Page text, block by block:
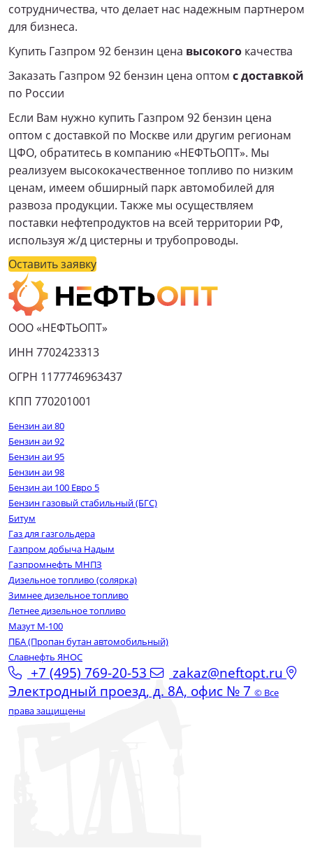
сотрудничества, что делает нас надежным партнером
для бизнеса.
Купить Газпром 92 бензин цена высокого качества
Заказать Газпром 92 бензин цена оптом с доставкой
по России
Если Вам нужно купить Газпром 92 бензин цена
оптом с доставкой по Москве или другим регионам
ЦФО, обратитесь в компанию «НЕФТЬОПТ». Мы
реализуем высококачественное топливо по низким
ценам, имеем обширный парк автомобилей для
развоза продукции. Также мы осуществляем
поставки нефтепродуктов на всей территории РФ,
используя ж/д цистерны и трубопроводы.
Оставить заявку
ООО «НЕФТЬОПТ»
ИНН 7702423313
ОГРН 1177746963437
КПП 770201001
Бензин аи 80
Бензин аи 92
Бензин аи 95
Бензин аи 98
Бензин аи 100 Евро 5
Бензин газовый стабильный (БГС)
Битум
Газ для газгольдера
Газпром добыча Надым
Газпромнефть МНПЗ
Дизельное топливо (солярка)
Зимнее дизельное топливо
Летнее дизельное топливо
Мазут М-100
ПБА (Пропан бутан автомобильный)
Славнефть ЯНОС
+7 (495) 769-20-53
zakaz@neftopt.ru
Электродный проезд, д. 8А, офис № 7 © Все
права защищены